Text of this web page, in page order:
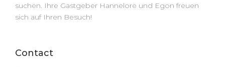
suchen. Ihre Gastgeber Hannelore und Egon freuen
sich auf Ihren Besuch!
Contact